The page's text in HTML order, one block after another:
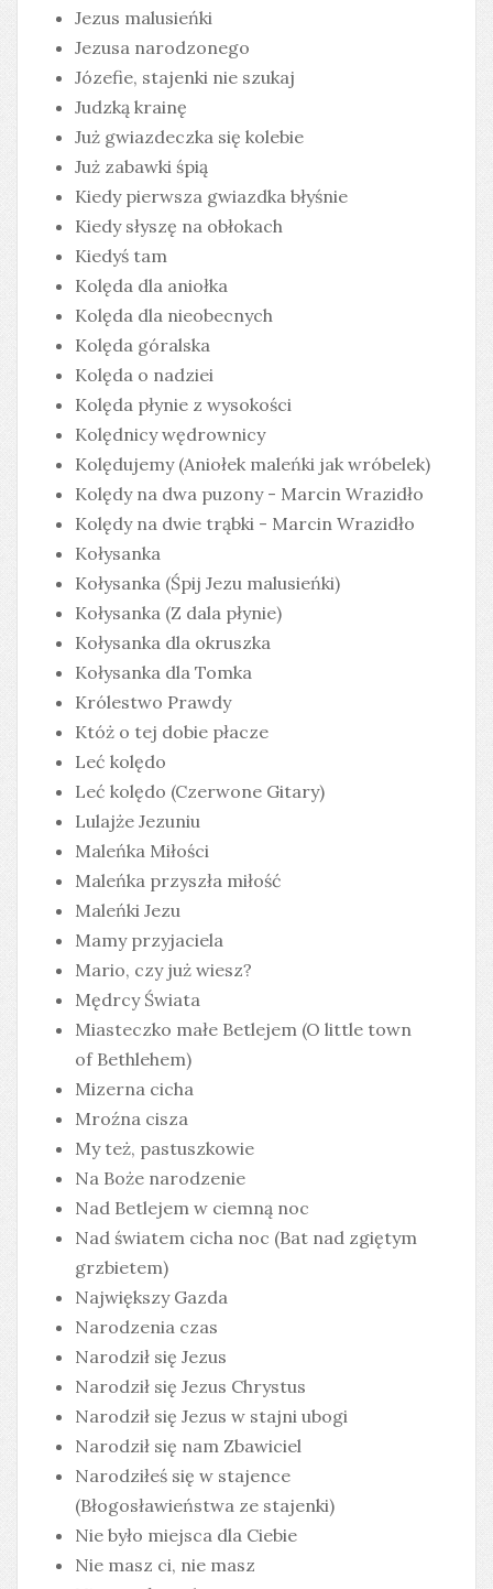
Jezus malusieńki
Jezusa narodzonego
Józefie, stajenki nie szukaj
Judzką krainę
Już gwiazdeczka się kolebie
Już zabawki śpią
Kiedy pierwsza gwiazdka błyśnie
Kiedy słyszę na obłokach
Kiedyś tam
Kolęda dla aniołka
Kolęda dla nieobecnych
Kolęda góralska
Kolęda o nadziei
Kolęda płynie z wysokości
Kolędnicy wędrownicy
Kolędujemy (Aniołek maleńki jak wróbelek)
Kolędy na dwa puzony - Marcin Wrazidło
Kolędy na dwie trąbki - Marcin Wrazidło
Kołysanka
Kołysanka (Śpij Jezu malusieńki)
Kołysanka (Z dala płynie)
Kołysanka dla okruszka
Kołysanka dla Tomka
Królestwo Prawdy
Któż o tej dobie płacze
Leć kolędo
Leć kolędo (Czerwone Gitary)
Lulajże Jezuniu
Maleńka Miłości
Maleńka przyszła miłość
Maleńki Jezu
Mamy przyjaciela
Mario, czy już wiesz?
Mędrcy Świata
Miasteczko małe Betlejem (O little town
of Bethlehem)
Mizerna cicha
Mroźna cisza
My też, pastuszkowie
Na Boże narodzenie
Nad Betlejem w ciemną noc
Nad światem cicha noc (Bat nad zgiętym
grzbietem)
Największy Gazda
Narodzenia czas
Narodził się Jezus
Narodził się Jezus Chrystus
Narodził się Jezus w stajni ubogi
Narodził się nam Zbawiciel
Narodziłeś się w stajence
(Błogosławieństwa ze stajenki)
Nie było miejsca dla Ciebie
Nie masz ci, nie masz